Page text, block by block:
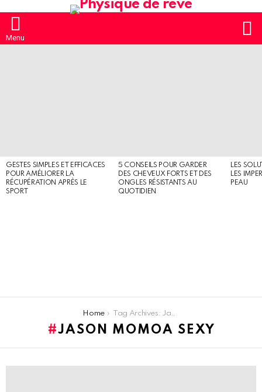
Menu
GESTES SIMPLES ET EFFICACES
POUR AMÉLIORER LA
RÉCUPÉRATION APRÈS LE
SPORT
5 CONSEILS POUR GARDER
DES CHEVEUX FORTS ET DES
ONGLES RÉSISTANTS AU
QUOTIDIEN
LES
LES
PEAU
Home Tag Archives: Jason Momoa sexy
JASON MOMOA SEXY